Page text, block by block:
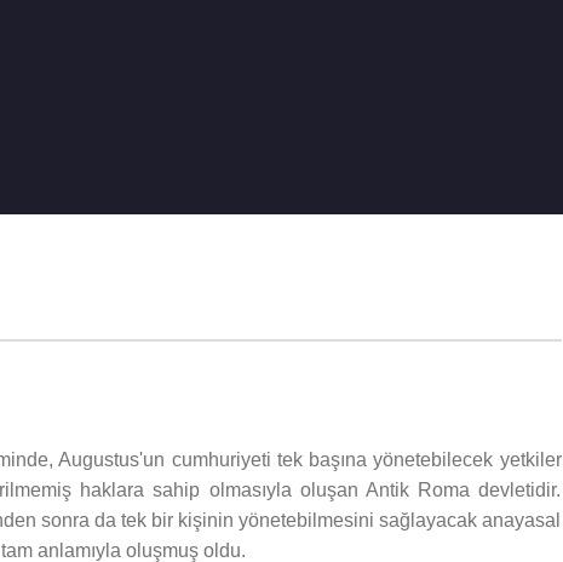
Augustus'un cumhuriyeti tek başına yönetebilecek yetkiler
haklara sahip olmasıyla oluşan Antik Roma devletidir.
sonra da tek bir kişinin yönetebilmesini sağlayacak anayasal
anlamıyla oluşmuş oldu.